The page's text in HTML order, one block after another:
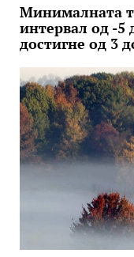
Минималната
интервал од -5
достигне од 3